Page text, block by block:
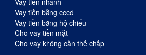
Vay tiền bằng cccd
Vay tiền bằng hộ chiếu
Cho vay tiền mặt
Cho vay không cần thế chấp